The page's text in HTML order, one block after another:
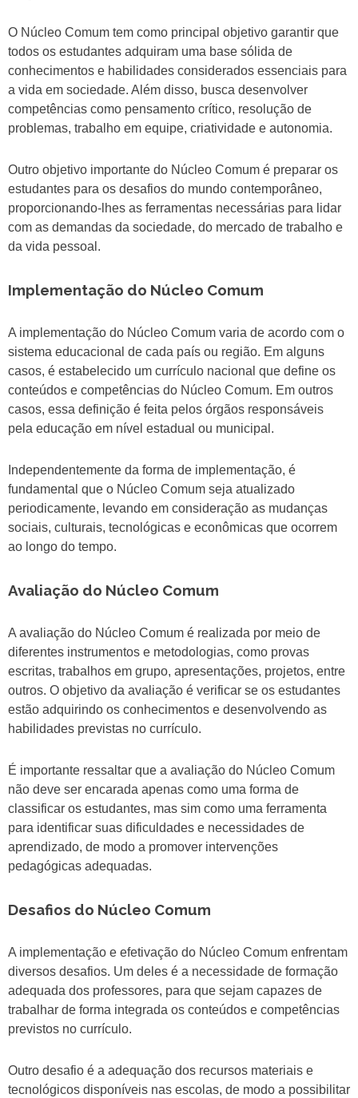
O Núcleo Comum tem como principal objetivo garantir que
todos os estudantes adquiram uma base sólida de
conhecimentos e habilidades considerados essenciais para
a vida em sociedade. Além disso, busca desenvolver
competências como pensamento crítico, resolução de
problemas, trabalho em equipe, criatividade e autonomia.
Outro objetivo importante do Núcleo Comum é preparar os
estudantes para os desafios do mundo contemporâneo,
proporcionando-lhes as ferramentas necessárias para lidar
com as demandas da sociedade, do mercado de trabalho e
da vida pessoal.
Implementação do Núcleo Comum
A implementação do Núcleo Comum varia de acordo com o
sistema educacional de cada país ou região. Em alguns
casos, é estabelecido um currículo nacional que define os
conteúdos e competências do Núcleo Comum. Em outros
casos, essa definição é feita pelos órgãos responsáveis
pela educação em nível estadual ou municipal.
Independentemente da forma de implementação, é
fundamental que o Núcleo Comum seja atualizado
periodicamente, levando em consideração as mudanças
sociais, culturais, tecnológicas e econômicas que ocorrem
ao longo do tempo.
Avaliação do Núcleo Comum
A avaliação do Núcleo Comum é realizada por meio de
diferentes instrumentos e metodologias, como provas
escritas, trabalhos em grupo, apresentações, projetos, entre
outros. O objetivo da avaliação é verificar se os estudantes
estão adquirindo os conhecimentos e desenvolvendo as
habilidades previstas no currículo.
É importante ressaltar que a avaliação do Núcleo Comum
não deve ser encarada apenas como uma forma de
classificar os estudantes, mas sim como uma ferramenta
para identificar suas dificuldades e necessidades de
aprendizado, de modo a promover intervenções
pedagógicas adequadas.
Desafios do Núcleo Comum
A implementação e efetivação do Núcleo Comum enfrentam
diversos desafios. Um deles é a necessidade de formação
adequada dos professores, para que sejam capazes de
trabalhar de forma integrada os conteúdos e competências
previstos no currículo.
Outro desafio é a adequação dos recursos materiais e
tecnológicos disponíveis nas escolas, de modo a possibilitar